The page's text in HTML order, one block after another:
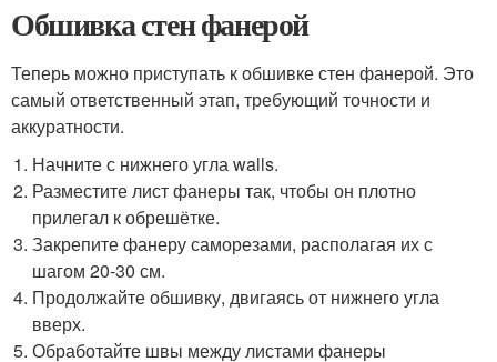
Обшивка стен фанерой
Теперь можно приступать к обшивке стен фанерой. Это
самый ответственный этап, требующий точности и
аккуратности.
Начните с нижнего угла walls.
Разместите лист фанеры так, чтобы он плотно
прилегал к обрешётке.
Закрепите фанеру саморезами, располагая их с
шагом 20-30 см.
Продолжайте обшивку, двигаясь от нижнего угла
вверх.
Обработайте швы между листами фанеры